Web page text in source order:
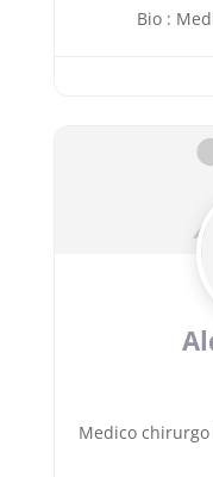
Bio :
Medico